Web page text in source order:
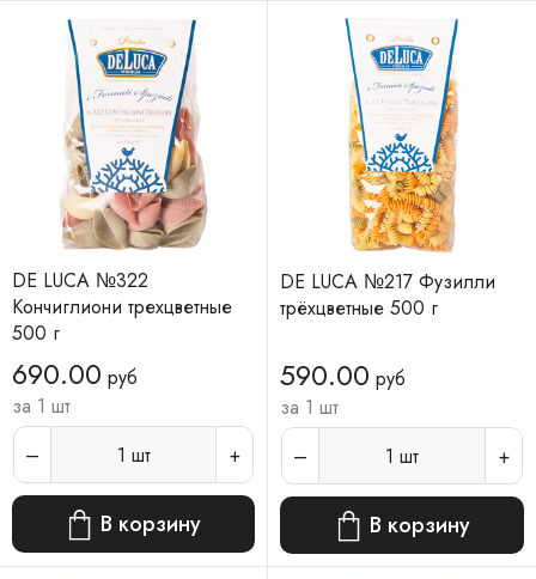
DE LUCA №322
Кончиглиони трехцветные
500 г
690.00 руб
за 1 шт
1 шт
В корзину
DE LUCA №217 Фузилли
трёхцветные 500 г
590.00 руб
за 1 шт
1 шт
В корзину